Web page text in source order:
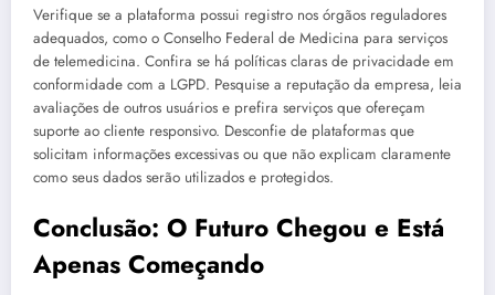
Verifique se a plataforma possui registro nos órgãos reguladores
adequados, como o Conselho Federal de Medicina para serviços
de telemedicina. Confira se há políticas claras de privacidade em
conformidade com a LGPD. Pesquise a reputação da empresa, leia
avaliações de outros usuários e prefira serviços que ofereçam
suporte ao cliente responsivo. Desconfie de plataformas que
solicitam informações excessivas ou que não explicam claramente
como seus dados serão utilizados e protegidos.
Conclusão: O Futuro Chegou e Está
Apenas Começando